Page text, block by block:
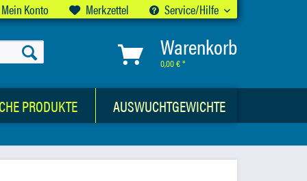
Mein Konto Merkzettel Service/Hilfe
Warenkorb
0,00 € *
PRODUKTE AUSWUCHTGEWICHTE